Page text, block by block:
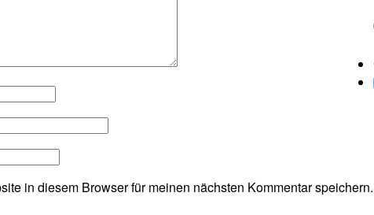
in diesem Browser für meinen nächsten Kommentar speichern.